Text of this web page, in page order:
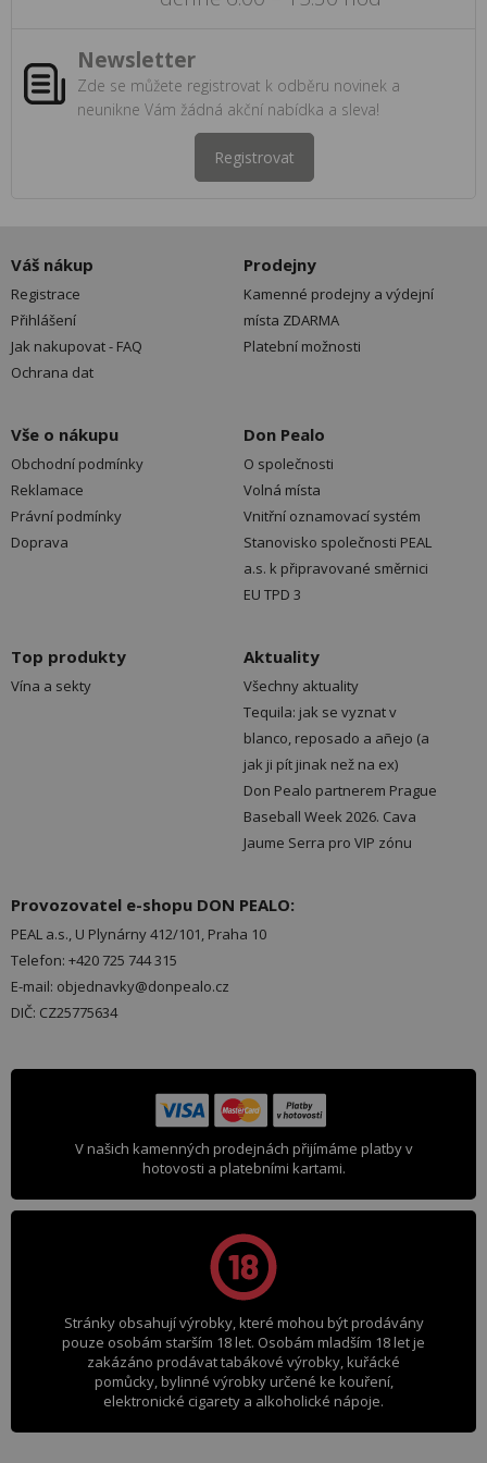
Newsletter
Zde se můžete registrovat k odběru novinek a
neunikne Vám žádná akční nabídka a sleva!
Registrovat
Váš nákup
Registrace
Přihlášení
Jak nakupovat - FAQ
Ochrana dat
Prodejny
Kamenné prodejny a výdejní
místa ZDARMA
Platební možnosti
Vše o nákupu
Obchodní podmínky
Reklamace
Právní podmínky
Doprava
Don Pealo
O společnosti
Volná místa
Vnitřní oznamovací systém
Stanovisko společnosti PEAL
a.s. k připravované směrnici
EU TPD 3
Top produkty
Vína a sekty
Aktuality
Všechny aktuality
Tequila: jak se vyznat v
blanco, reposado a añejo (a
jak ji pít jinak než na ex)
Don Pealo partnerem Prague
Baseball Week 2026. Cava
Jaume Serra pro VIP zónu
Provozovatel e-shopu DON PEALO:
PEAL a.s., U Plynárny 412/101, Praha 10
Telefon: +420 725 744 315
E-mail: objednavky@donpealo.cz
DIČ: CZ25775634
V našich kamenných prodejnách přijímáme platby v
hotovosti a platebními kartami.
Stránky obsahují výrobky, které mohou být prodávány
pouze osobám starším 18 let. Osobám mladším 18 let je
zakázáno prodávat tabákové výrobky, kuřácké
pomůcky, bylinné výrobky určené ke kouření,
elektronické cigarety a alkoholické nápoje.